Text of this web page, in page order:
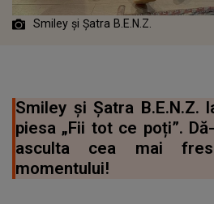
Smiley și Șatra B.E.N.Z.
Smiley și Șatra B.E.N.Z.
piesa „Fii tot ce poți”.
asculta cea mai
momentului!